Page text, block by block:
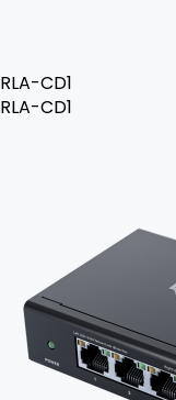
RLA-CD1
RLA-CD1